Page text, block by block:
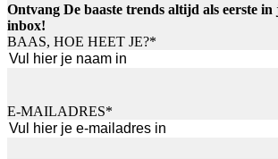
Ontvang De baaste trends altijd als eerste in
inbox!
BAAS, HOE HEET JE?*
E-MAILADRES*